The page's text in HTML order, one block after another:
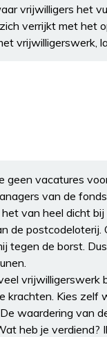
vrijwilligers het
verrijkt met het
vrijwilligerswerk,
geen vacatures
van de
van heel dicht
de postcodeloterij.
tegen de borst.
krachten. Kies zelf
waardering van
heb je verdiend?